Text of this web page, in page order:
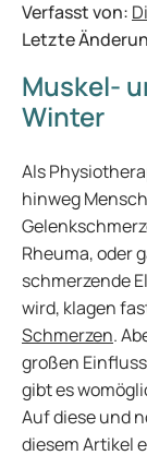
Verfasst von:
Letzte
Muskel-
Winter
Als
hinweg
Rheuma, oder
schmerzende
wird, klagen
Schmerzen.
großen
gibt es
Auf diese und
diesem Artikel